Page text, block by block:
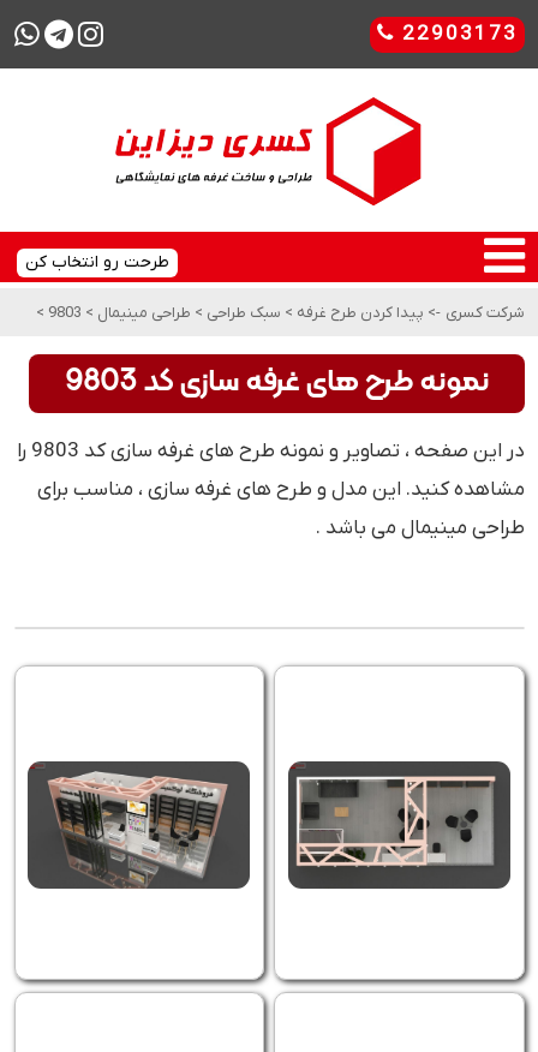
22903173
طرحت رو انتخاب کن
شرکت کسری -> پیدا کردن طرح غرفه > سبک طراحی > طراحی مینیمال >
9803
>
نمونه طرح های غرفه سازی کد 9803
در این صفحه ، تصاویر و نمونه طرح های غرفه سازی کد 9803 را
مشاهده کنید. این مدل و طرح های غرفه سازی ، مناسب برای
طراحی مینیمال می باشد .